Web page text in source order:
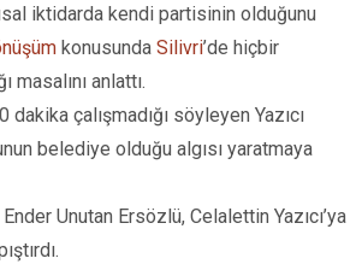
iktidarda kendi partisinin olduğunu
konusunda Silivri’de hiçbir
masalını anlattı.
dakika çalışmadığı söyleyen Yazıcı
belediye olduğu algısı yaratmaya
Unutan Ersözlü, Celalettin Yazıcı’ya